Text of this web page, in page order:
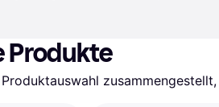
Produkte